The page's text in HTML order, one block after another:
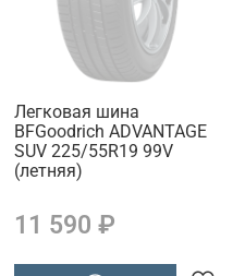
Легковая шина
BFGoodrich ADVANTAGE
SUV 225/55R19 99V
(летняя)
11 590 ₽